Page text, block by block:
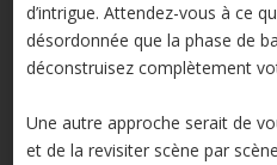
d’intrigue. Attendez-vous à ce
désordonnée que la phase de
déconstruisez complètement
Une autre approche serait de
et de la revisiter scène par